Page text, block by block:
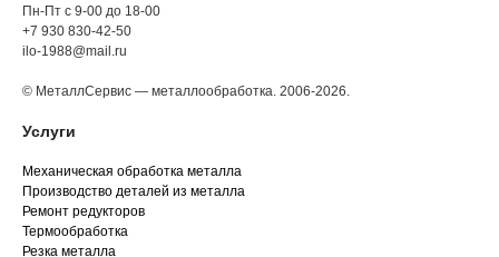
Пн-Пт с 9-00 до 18-00
+7 930 830-42-50
ilo-1988@mail.ru
© МеталлСервис — металлообработка. 2006-2026.
Услуги
Механическая обработка металла
Производство деталей из металла
Ремонт редукторов
Термообработка
Резка металла